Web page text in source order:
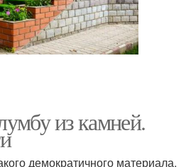
из камней.
демократичного материала,